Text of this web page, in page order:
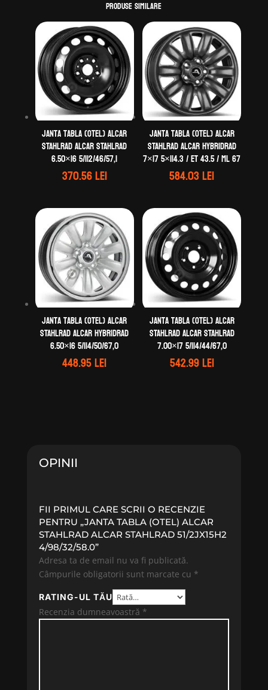
Produse similare
Janta tabla (otel) ALCAR
STAHLRAD ALCAR STAHLRAD
6.50×16 5/112/46/57,1
370.56lei
Janta tabla (otel) ALCAR
STAHLRAD ALCAR HYBRIDRAD
7×17 5×114.3 / ET 43.5 / ML 67
584.03lei
Janta tabla (otel) ALCAR
STAHLRAD ALCAR HYBRIDRAD
6.50×16 5/114/50/67,0
448.95lei
Janta tabla (otel) ALCAR
STAHLRAD ALCAR STAHLRAD
7.00×17 5/114/44/67,0
542.99lei
OPINII
FII PRIMUL CARE SCRII O RECENZIE
PENTRU „JANTA TABLA (OTEL) ALCAR
STAHLRAD ALCAR STAHLRAD 51/2JX15H2
4/98/32/58.0”
Adresa ta de email nu va fi publicată.
Câmpurile obligatorii sunt marcate cu *
RATING-UL TĂU
Recenzia dumneavoastră *